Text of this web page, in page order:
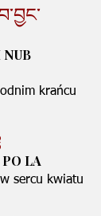
NUB
krańcu
LA
sercu kwiatu